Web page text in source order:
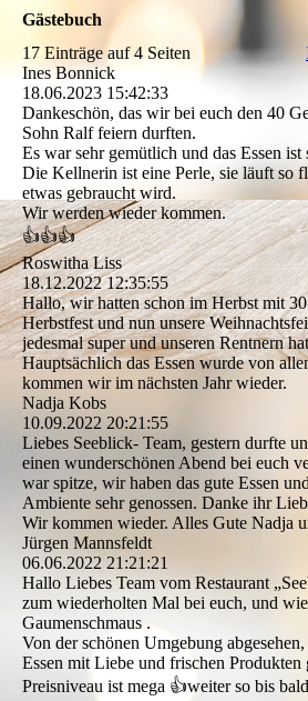
Gästebuch
17 Einträge auf 4 Seiten
Ines Bonnick
18.06.2023 15:42:33
Dankeschön, das wir bei euch den 40
Sohn Ralf feiern durften.
Es war sehr gemütlich und das Essen ist
Die Kellnerin ist eine Perle, sie läuft so
etwas gebraucht wird.
Wir werden wieder kommen.
👍👍👍
Roswitha Liss
18.12.2022 12:35:55
Hallo, wir hatten schon im Herbst mit
Herbstfest und nun unsere
jedesmal super und unseren Rentnern
Hauptsächlich das Essen wurde von
kommen wir im nächsten Jahr wieder.
Nadja Kobs
10.09.2022 20:21:55
Liebes Seeblick- Team, gestern durfte
einen wunderschönen Abend bei euch
war spitze, wir haben das gute Essen
Ambiente sehr genossen. Danke ihr
Wir kommen wieder. Alles Gute Nadja
Jürgen Mannsfeldt
06.06.2022 21:21:21
Hallo Liebes Team vom Restaurant
zum wiederholten Mal bei euch, und
Gaumenschmaus .
Von der schönen Umgebung
Essen mit Liebe und frischen
Preisniveau ist mega 👍weiter so bis bald